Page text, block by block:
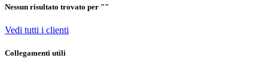
Nessun risultato trovato per ""
Vedi tutti i clienti
Collegamenti utili